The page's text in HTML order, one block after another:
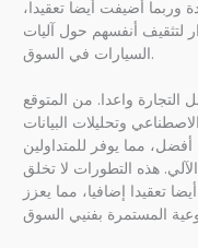
أضيفت أيضا تعقيدا،
لتثقيف أنفسهم حول آليات
السيارات في السوق.
التجارة واعدا. من المتوقع
وتحليلات البيانات
مما يوفر للمتداولين
هذه التطورات لا تخلق
تعقيدا إضافيا، مما يعزز